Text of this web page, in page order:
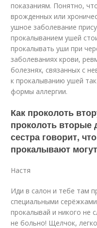
показаниям. Понятно,
врожденных или
ушное заболевание
прокалыванием ушей
прокалывать уши при
заболеваниях крови,
болезнях, связанных с
к прокалыванию ушей
формы аллергии.
Как проколоть
проколоть вторые
сестра говорит,
прокалывают
Настя
Иди в салон и тебе там
специальными
прокалывай и никого не
не больно! Щелчок,